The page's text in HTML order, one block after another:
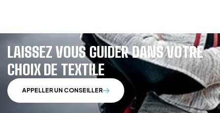
LAISSEZ VOUS GUIDER DANS VOTRE
CHOIX DE TEXTILE
APPELLER UN CONSEILLER